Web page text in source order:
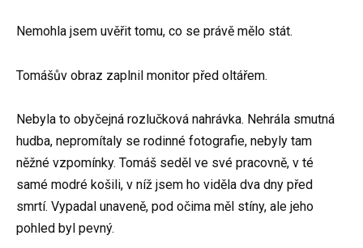
Nemohla jsem uvěřit tomu, co se právě mělo stát.
Tomášův obraz zaplnil monitor před oltářem.
Nebyla to obyčejná rozlučková nahrávka. Nehrála smutná
hudba, nepromítaly se rodinné fotografie, nebyly tam
něžné vzpomínky. Tomáš seděl ve své pracovně, v té
samé modré košili, v níž jsem ho viděla dva dny před
smrtí. Vypadal unaveně, pod očima měl stíny, ale jeho
pohled byl pevný.